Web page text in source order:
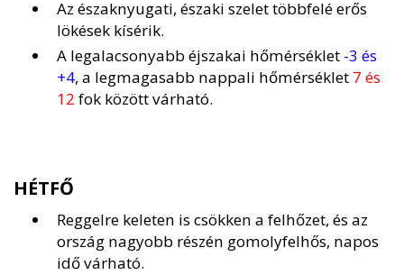
Az északnyugati, északi szelet többfelé erős
lökések kísérik.
A legalacsonyabb éjszakai hőmérséklet -3 és
+4, a legmagasabb nappali hőmérséklet 7 és
12 fok között várható.
HÉTFŐ
Reggelre keleten is csökken a felhőzet, és az
ország nagyobb részén gomolyfelhős, napos
idő várható.